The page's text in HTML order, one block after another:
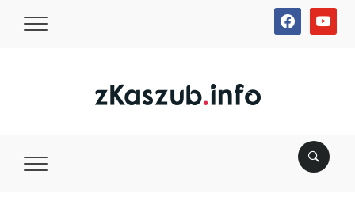
facebookyoutube